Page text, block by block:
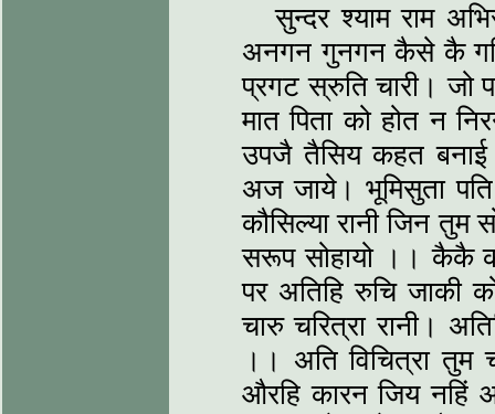
सुन्दर श्याम राम
अनगन गुनगन कैसे कै
प्रगट स्रुति चारी। जो
मात पिता को होत न
उपजै तैसिय कहत
अज जाये। भूमिसुता
कौसिल्या रानी जिन तुम
सरूप सोहायो ।। कैकै
पर अतिहि रुचि जाकी
चारु चरित्रा रानी।
।। अति विचित्रा तुम
औरहि कारन जिय